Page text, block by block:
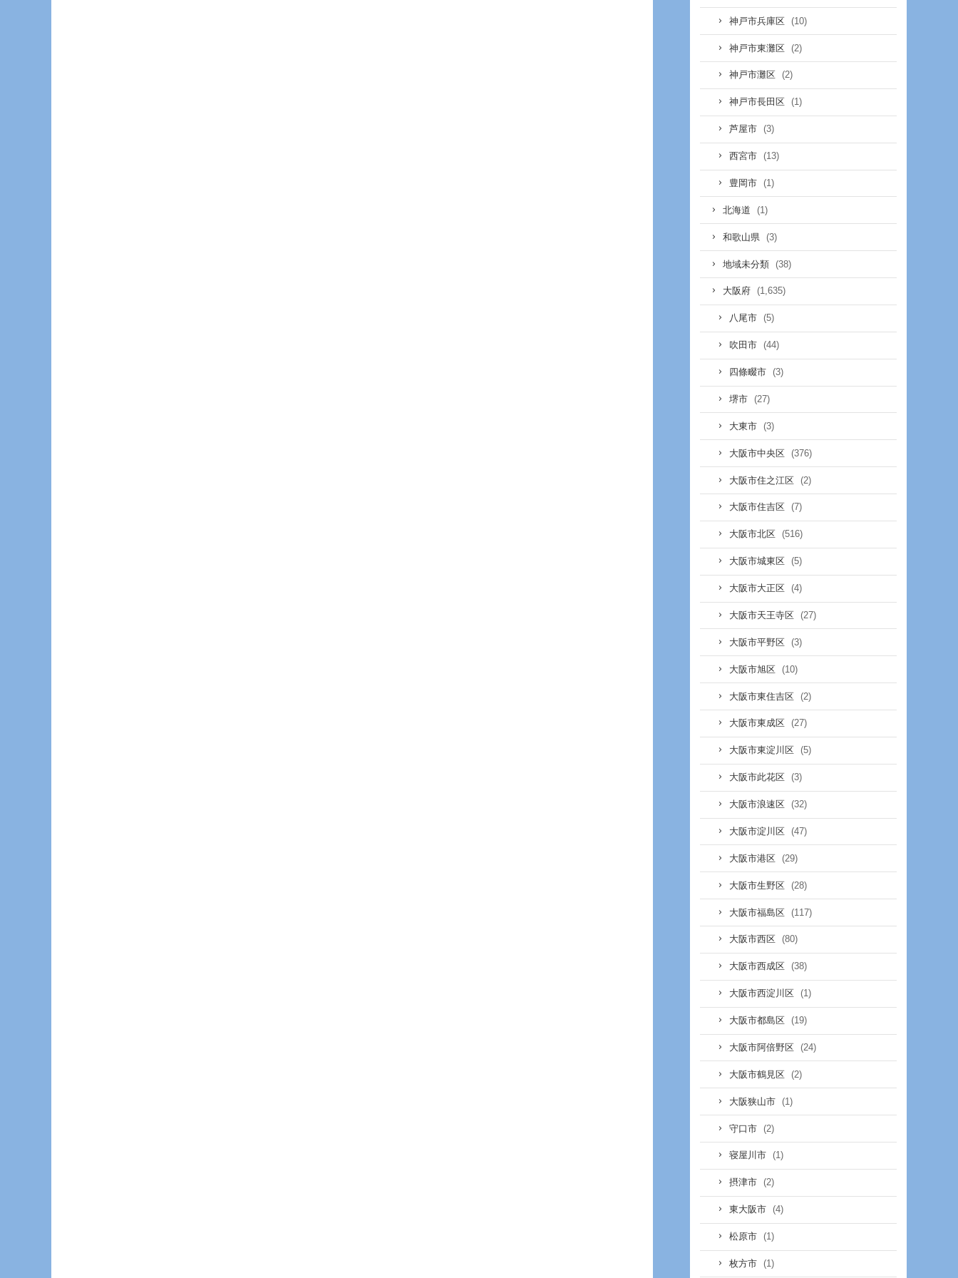
神戸市兵庫区 (10)
神戸市東灘区 (2)
神戸市灘区 (2)
神戸市長田区 (1)
芦屋市 (3)
西宮市 (13)
豊岡市 (1)
北海道 (1)
和歌山県 (3)
地域未分類 (38)
大阪府 (1,635)
八尾市 (5)
吹田市 (44)
四條畷市 (3)
堺市 (27)
大東市 (3)
大阪市中央区 (376)
大阪市住之江区 (2)
大阪市住吉区 (7)
大阪市北区 (516)
大阪市城東区 (5)
大阪市大正区 (4)
大阪市天王寺区 (27)
大阪市平野区 (3)
大阪市旭区 (10)
大阪市東住吉区 (2)
大阪市東成区 (27)
大阪市東淀川区 (5)
大阪市此花区 (3)
大阪市浪速区 (32)
大阪市淀川区 (47)
大阪市港区 (29)
大阪市生野区 (28)
大阪市福島区 (117)
大阪市西区 (80)
大阪市西成区 (38)
大阪市西淀川区 (1)
大阪市都島区 (19)
大阪市阿倍野区 (24)
大阪市鶴見区 (2)
大阪狭山市 (1)
守口市 (2)
寝屋川市 (1)
摂津市 (2)
東大阪市 (4)
松原市 (1)
枚方市 (1)